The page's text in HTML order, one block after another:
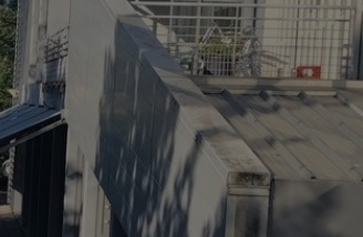
LES UNIONS RÉGIONALES
L’UNION NATIONALE
LES CHIFFRES CLÉS
LES PARTENAIRES
NOUS REJOINDRE